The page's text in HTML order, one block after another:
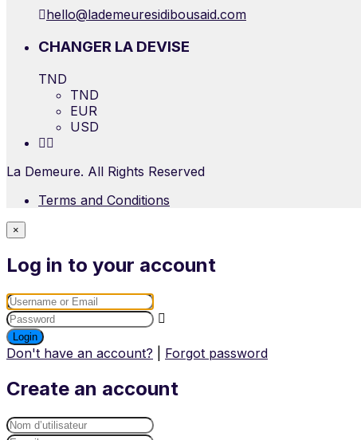
hello@lademeuresidibousaid.com
CHANGER LA DEVISE
TND
TND
EUR
USD
La Demeure. All Rights Reserved
Terms and Conditions
×
Log in to your account
Login
Don't have an account? Forgot password
Create an account